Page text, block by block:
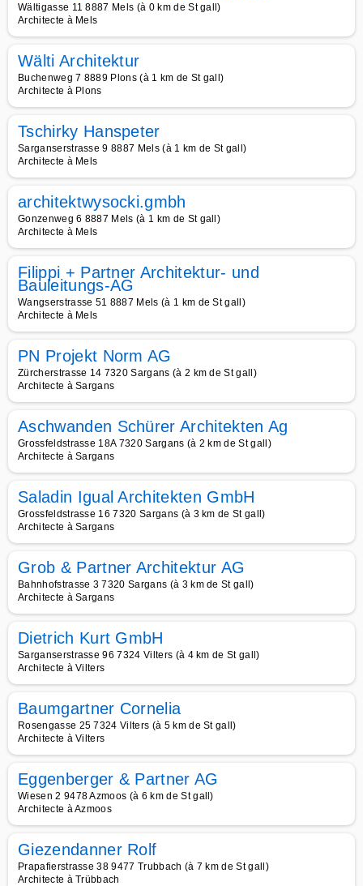
Wältigasse 11 8887 Mels (à 0 km de St gall)
Architecte à Mels
Wälti Architektur
Buchenweg 7 8889 Plons (à 1 km de St gall)
Architecte à Plons
Tschirky Hanspeter
Sarganserstrasse 9 8887 Mels (à 1 km de St gall)
Architecte à Mels
architektwysocki.gmbh
Gonzenweg 6 8887 Mels (à 1 km de St gall)
Architecte à Mels
Filippi + Partner Architektur- und
Bauleitungs-AG
Wangserstrasse 51 8887 Mels (à 1 km de St gall)
Architecte à Mels
PN Projekt Norm AG
Zürcherstrasse 14 7320 Sargans (à 2 km de St gall)
Architecte à Sargans
Aschwanden Schürer Architekten Ag
Grossfeldstrasse 18A 7320 Sargans (à 2 km de St gall)
Architecte à Sargans
Saladin Igual Architekten GmbH
Grossfeldstrasse 16 7320 Sargans (à 3 km de St gall)
Architecte à Sargans
Grob & Partner Architektur AG
Bahnhofstrasse 3 7320 Sargans (à 3 km de St gall)
Architecte à Sargans
Dietrich Kurt GmbH
Sarganserstrasse 96 7324 Vilters (à 4 km de St gall)
Architecte à Vilters
Baumgartner Cornelia
Rosengasse 25 7324 Vilters (à 5 km de St gall)
Architecte à Vilters
Eggenberger & Partner AG
Wiesen 2 9478 Azmoos (à 6 km de St gall)
Architecte à Azmoos
Giezendanner Rolf
Prapafierstrasse 38 9477 Trubbach (à 7 km de St gall)
Architecte à Trübbach